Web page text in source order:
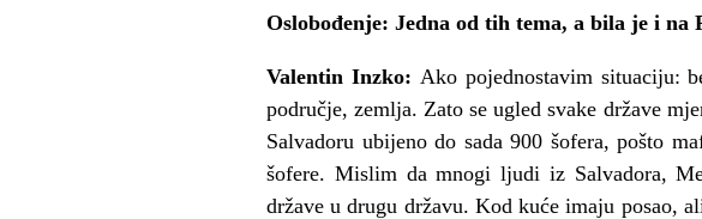
Oslobođenje: Jedna od tih tema, a bila je i na
Valentin Inzko: Ako pojednostavim situaciju:
područje, zemlja. Zato se ugled svake države
Salvadoru ubijeno do sada 900 šofera, pošto
šofere. Mislim da mnogi ljudi iz Salvadora,
države u drugu državu. Kod kuće imaju posao,